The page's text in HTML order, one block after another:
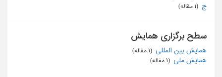
ج
سطح برگزاری همایش
همایش بین المللی
همایش ملی